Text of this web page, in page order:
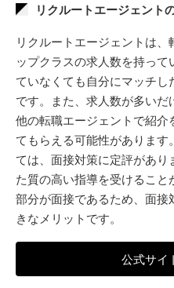
リクルートエージェント
リクルートエージェントは
ップクラスの求人数を持っ
ていなくても自分にマッチ
です。また、求人数が多いだ
他の転職エージェントで紹
てもらえる可能性がありま
ては、面接対策に定評があ
た質の高い指導を受けるこ
部分が面接であるため、面
きなメリットです。
公式サイ